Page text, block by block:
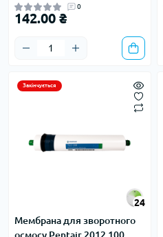
0
142.00 ₴
Закінчується
24
Мембрана для зворотного